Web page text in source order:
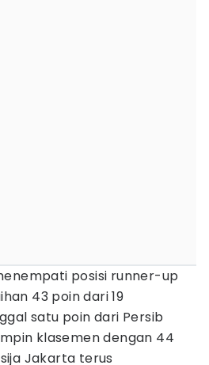
posisi runner-up
43 poin dari 19
satu poin dari Persib
klasemen dengan 44
Jakarta terus